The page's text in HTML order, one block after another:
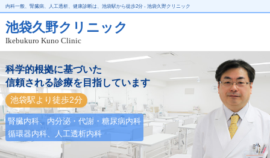
内科一般、腎臓病、人工透析、健康診断は、池袋駅から徒歩2分 - 池袋久野クリニック
池袋久野クリニック
Ikebukuro Kuno Clinic
科学的根拠に基づいた
信頼される診療を目指しています
池袋駅より徒歩2分
腎臓内科、内分泌・代謝・糖尿病内科
循環器内科、人工透析内科